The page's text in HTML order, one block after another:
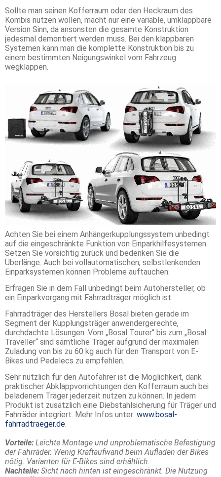
Sollte man seinen Kofferraum oder den Heckraum des
Kombis nutzen wollen, macht nur eine variable, umklappbare
Version Sinn, da ansonsten die gesamte Konstruktion
jedesmal demontiert werden muss. Bei den klappbaren
Systemen kann man die komplette Konstruktion bis zu
einem bestimmten Neigungswinkel vom Fahrzeug
wegklappen.
Achten Sie bei einem Anhängerkupplungssystem unbedingt
auf die eingeschränkte Funktion von Einparkhilfesystemen.
Setzen Sie vorsichtig zurück und bedenken Sie die
Überlänge. Auch bei vollautomatischen, selbstlenkenden
Einparksystemen können Probleme auftauchen.
Erfragen Sie in dem Fall unbedingt beim Autohersteller, ob
ein Einparkvorgang mit Fahrradträger möglich ist.
Fahrradträger des Herstellers Bosal bieten gerade im
Segment der Kupplungsträger anwendergerechte,
durchdachte Lösungen. Vom „Bosal Tourer“ bis zum „Bosal
Traveller“ sind sämtliche Träger aufgrund der maximalen
Zuladung von bis zu 60 kg auch für den Transport von E-
Bikes und Pedelecs zu empfehlen.
Sehr nützlich für den Autofahrer ist die Möglichkeit, dank
praktischer Abklappvorrichtungen den Kofferraum auch bei
beladenem Träger jederzeit nutzen zu können. In jedem
Produkt ist zusätzlich eine Diebstahlsicherung für Träger und
Fahrräder integriert. Mehr Infos unter: www.bosal-
fahrradtraeger.de.
Vorteile: Leichte Montage und unproblematische Befestigung
der Fahrräder. Wenig Kraftaufwand beim Aufladen der Bikes
nötig. Varianten für E-Bikes sind erhältlich.
Nachteile: Sicht nach hinten ist eingeschränkt. Die Nutzung